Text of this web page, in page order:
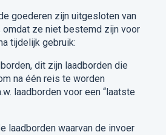
goederen zijn uitgesloten van
omdat ze niet bestemd zijn voor
tijdelijk gebruik:
dit zijn laadborden die
na één reis te worden
laadborden voor een “laatste
laadborden waarvan de invoer